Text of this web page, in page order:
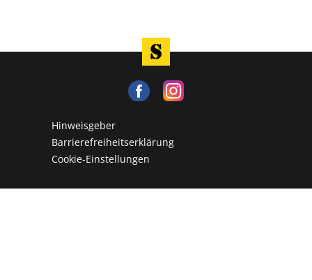
Hinweisgeber
Barrierefreiheitserklärung
Cookie-Einstellungen